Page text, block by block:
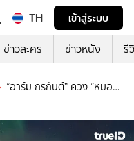
TH
เข้าสู่ระบบ
ข่าวละคร ข่าวหนัง รี
“อาร์ม กรกันต์” ควง “หมอติ